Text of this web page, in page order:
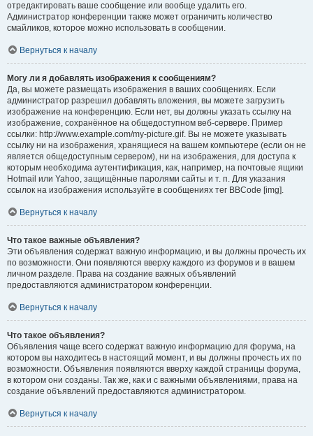
отредактировать ваше сообщение или вообще удалить его.
Администратор конференции также может ограничить количество
смайликов, которое можно использовать в сообщении.
Вернуться к началу
Могу ли я добавлять изображения к сообщениям?
Да, вы можете размещать изображения в ваших сообщениях. Если
администратор разрешил добавлять вложения, вы можете загрузить
изображение на конференцию. Если нет, вы должны указать ссылку на
изображение, сохранённое на общедоступном веб-сервере. Пример
ссылки: http://www.example.com/my-picture.gif. Вы не можете указывать
ссылку ни на изображения, хранящиеся на вашем компьютере (если он не
является общедоступным сервером), ни на изображения, для доступа к
которым необходима аутентификация, как, например, на почтовые ящики
Hotmail или Yahoo, защищённые паролями сайты и т. п. Для указания
ссылок на изображения используйте в сообщениях тег BBCode [img].
Вернуться к началу
Что такое важные объявления?
Эти объявления содержат важную информацию, и вы должны прочесть их
по возможности. Они появляются вверху каждого из форумов и в вашем
личном разделе. Права на создание важных объявлений
предоставляются администратором конференции.
Вернуться к началу
Что такое объявления?
Объявления чаще всего содержат важную информацию для форума, на
котором вы находитесь в настоящий момент, и вы должны прочесть их по
возможности. Объявления появляются вверху каждой страницы форума,
в котором они созданы. Так же, как и с важными объявлениями, права на
создание объявлений предоставляются администратором.
Вернуться к началу